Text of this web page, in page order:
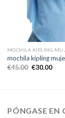
MOCHILA KIPLING
mochila kipling
€45.00 €30.00
PÓNGASE EN